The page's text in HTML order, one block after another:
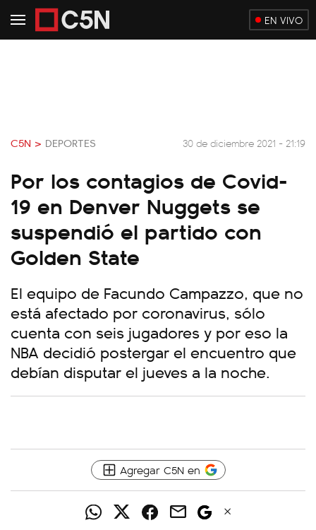
EN VIVO
C5N > DEPORTES 30 de diciembre 2021 - 21:19
Por los contagios de Covid-
19 en Denver Nuggets se
suspendió el partido con
Golden State
El equipo de Facundo Campazzo, que no
está afectado por coronavirus, sólo
cuenta con seis jugadores y por eso la
NBA decidió postergar el encuentro que
debían disputar el jueves a la noche.
Agregar C5N en